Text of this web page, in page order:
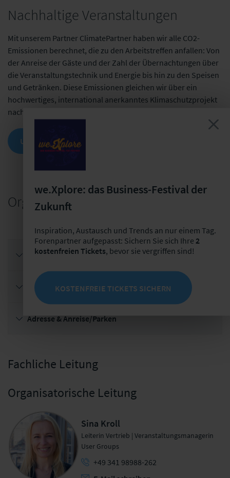
Nachhaltige Veranstaltungen
Mit unserem Partner ClimatePartner haben wir alle CO2-
Emissionen berechnet, die zu den Arbeitstreffen anfallen: Von
der Anreise der Gäste und der Zahl der Übernachtungen über
die Veranstaltungstechnik und Energie bis hin zu den Speisen
und Getränken. Diese Emissionen gleichen wir über ein
hochwertiges, international anerkanntes Klimaschutzprojekt
nach dem Goldstandard aus.
UNSERE NACHHALTIGKEITSMASSNAHMEN
Organisatorisches
Teilnehmen, Kennenlernen & Mitglied werden
Übernachtungsmöglichkeiten
Adresse & Anreise/Parken
Fachliche Leitung
Organisatorische Leitung
Sina Kroll
Leiterin Vertrieb | Veranstaltungsmanagerin
User Groups
+49 341 98988-262
we.Xplore: das Business-Festival der
Zukunft
Inspiration, Austausch und Trends an nur einem Tag.
Forenpartner aufgepasst: Sichern Sie sich Ihre 2
kostenfreien Tickets, bevor sie vergriffen sind!
KOSTENFREIE TICKETS SICHERN